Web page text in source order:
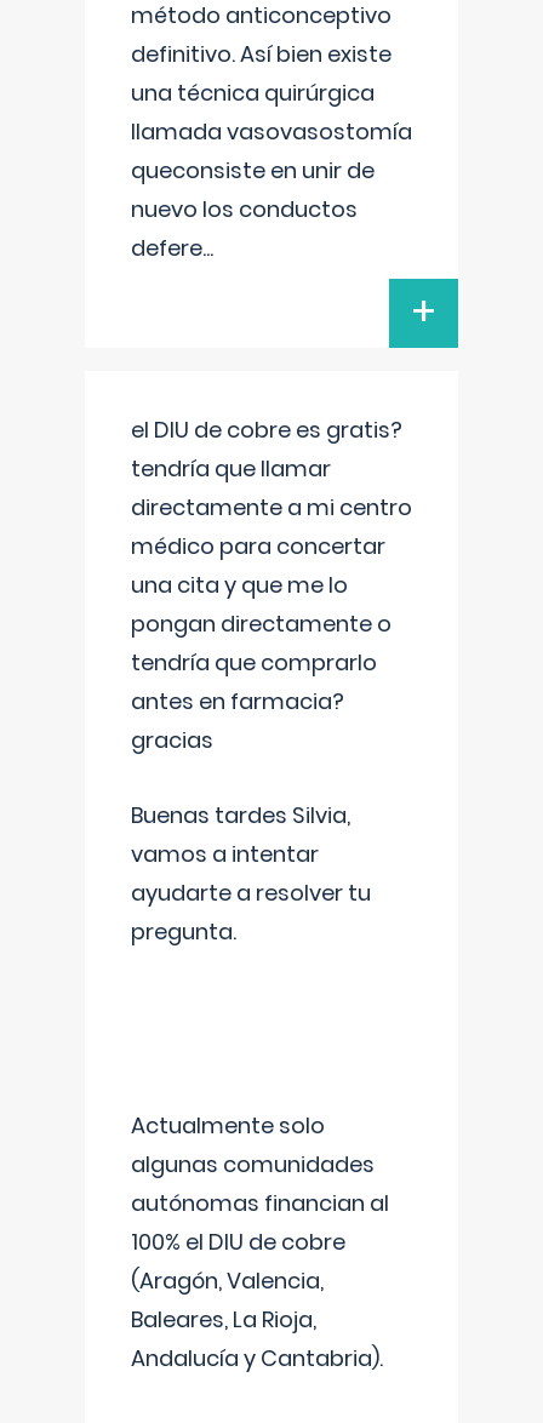
método anticonceptivo
definitivo. Así bien existe
una técnica quirúrgica
llamada vasovasostomía
queconsiste en unir de
nuevo los conductos
defere...
+
el DIU de cobre es gratis?
tendría que llamar
directamente a mi centro
médico para concertar
una cita y que me lo
pongan directamente o
tendría que comprarlo
antes en farmacia?
gracias
Buenas tardes Silvia,
vamos a intentar
ayudarte a resolver tu
pregunta.
Actualmente solo
algunas comunidades
autónomas financian al
100% el DIU de cobre
(Aragón, Valencia,
Baleares, La Rioja,
Andalucía y Cantabria).